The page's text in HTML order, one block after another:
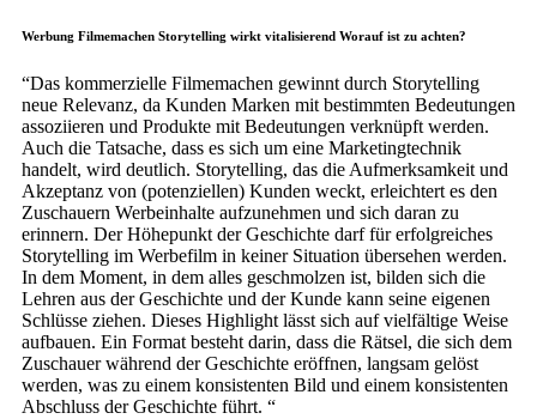
Werbung Filmemachen Storytelling wirkt vitalisierend Worauf ist zu achten?
“Das kommerzielle Filmemachen gewinnt durch Storytelling
neue Relevanz, da Kunden Marken mit bestimmten Bedeutungen
assoziieren und Produkte mit Bedeutungen verknüpft werden.
Auch die Tatsache, dass es sich um eine Marketingtechnik
handelt, wird deutlich. Storytelling, das die Aufmerksamkeit und
Akzeptanz von (potenziellen) Kunden weckt, erleichtert es den
Zuschauern Werbeinhalte aufzunehmen und sich daran zu
erinnern. Der Höhepunkt der Geschichte darf für erfolgreiches
Storytelling im Werbefilm in keiner Situation übersehen werden.
In dem Moment, in dem alles geschmolzen ist, bilden sich die
Lehren aus der Geschichte und der Kunde kann seine eigenen
Schlüsse ziehen. Dieses Highlight lässt sich auf vielfältige Weise
aufbauen. Ein Format besteht darin, dass die Rätsel, die sich dem
Zuschauer während der Geschichte eröffnen, langsam gelöst
werden, was zu einem konsistenten Bild und einem konsistenten
Abschluss der Geschichte führt. “